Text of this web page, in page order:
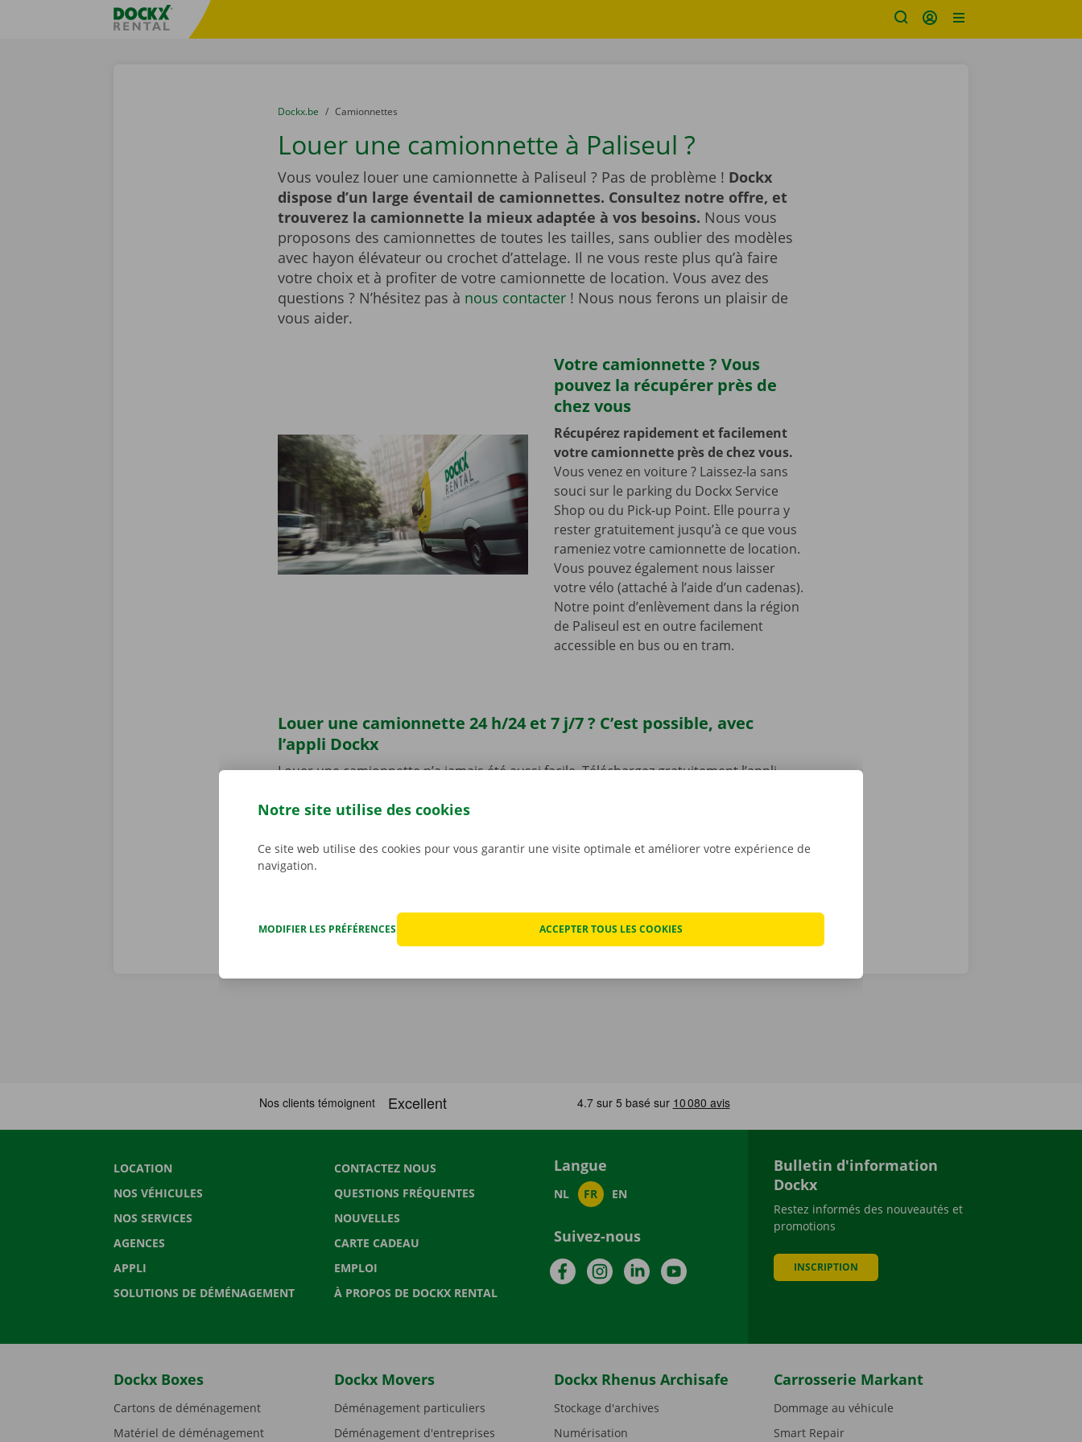
sitename
You are here:
du
Dockx.be to
Camionnettes
Louer une camionnette à Paliseul ?
Vous voulez louer une camionnette à Paliseul ? Pas de problème ! Dockx
dispose d’un large éventail de camionnettes. Consultez notre offre, et
trouverez la camionnette la mieux adaptée à vos besoins. Nous vous
proposons des camionnettes de toutes les tailles, sans oublier des modèles
avec hayon élévateur ou crochet d’attelage. Il ne vous reste plus qu’à faire
votre choix et à profiter de votre camionnette de location. Vous avez des
questions ? N’hésitez pas à nous contacter! Nous nous ferons un plaisir de
vous aider.
Votre camionnette ? Vous
pouvez la récupérer près de
chez vous
Récupérez rapidement et facilement
votre camionnette près de chez vous.
Vous venez en voiture ? Laissez-la sans
souci sur le parking du Dockx Service
Shop ou du Pick-up Point. Elle pourra y
rester gratuitement jusqu’à ce que vous
rameniez votre camionnette de location.
Vous pouvez également nous laisser
votre vélo (attaché à l’aide d’un cadenas).
Notre point d’enlèvement dans la région
de Paliseul est en outre facilement
accessible en bus ou en tram.
Louer une camionnette 24 h/24 et 7 j/7 ? C’est possible, avec
l’appli Dockx
Louer une camionnette n’a jamais été aussi facile. Téléchargez gratuitement l’appli
votre smartphone. Choisissez rapidement et facilement le modèle qui convient le
le Pick-up Point ou Dockx Service Shop de votre choix.
LOCATION
NOS VÉHICULES
NOS SERVICES
AGENCES
APPLI
SOLUTIONS DE DÉMÉNAGEMENT
CONTACTEZ NOUS
QUESTIONS FRÉQUENTES
NOUVELLES
CARTE CADEAU
EMPLOI
À PROPOS DE DOCKX RENTAL
Langue
NL FR EN
Suivez-nous
FacebookInstagramLinkedInYouTube
Bulletin d'information
Dockx
Restez informés des nouveautés et
promotions
INSCRIPTION
Dockx Boxes
Cartons de déménagement
Matériel de déménagement
Dockx Movers
Déménagement particuliers
Déménagement d'entreprises
Dockx Rhenus Archisafe
Stockage d'archives
Numérisation
Carrosserie Markant
Dommage au véhicule
Smart Repair
Notre site utilise des cookies
Ce site web utilise des cookies pour vous garantir une visite optimale et améliorer votre expérience de
navigation.
MODIFIER LES PRÉFÉRENCES ACCEPTER TOUS LES COOKIES